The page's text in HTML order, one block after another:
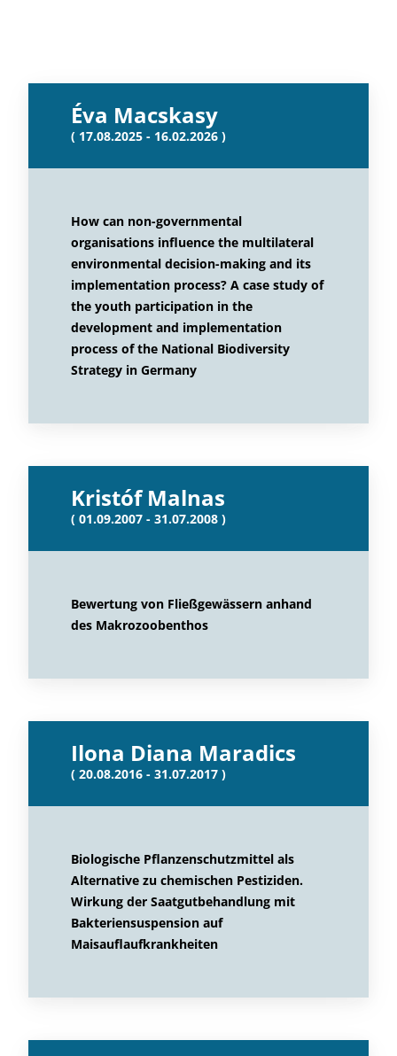
Éva Macskasy
( 17.08.2025 - 16.02.2026 )
How can non-governmental
organisations influence the multilateral
environmental decision-making and its
implementation process? A case study of
the youth participation in the
development and implementation
process of the National Biodiversity
Strategy in Germany
Kristóf Malnas
( 01.09.2007 - 31.07.2008 )
Bewertung von Fließgewässern anhand
des Makrozoobenthos
Ilona Diana Maradics
( 20.08.2016 - 31.07.2017 )
Biologische Pflanzenschutzmittel als
Alternative zu chemischen Pestiziden.
Wirkung der Saatgutbehandlung mit
Bakteriensuspension auf
Maisauflaufkrankheiten